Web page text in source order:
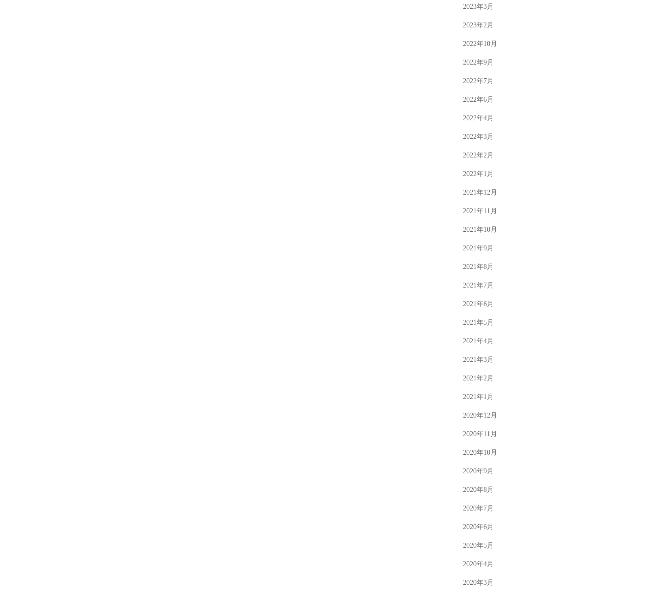
2023年3月
2023年2月
2022年10月
2022年9月
2022年7月
2022年6月
2022年4月
2022年3月
2022年2月
2022年1月
2021年12月
2021年11月
2021年10月
2021年9月
2021年8月
2021年7月
2021年6月
2021年5月
2021年4月
2021年3月
2021年2月
2021年1月
2020年12月
2020年11月
2020年10月
2020年9月
2020年8月
2020年7月
2020年6月
2020年5月
2020年4月
2020年3月